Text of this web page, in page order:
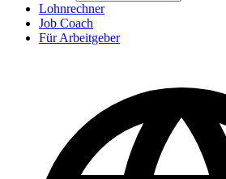
Lohnrechner
Job Coach
Für Arbeitgeber